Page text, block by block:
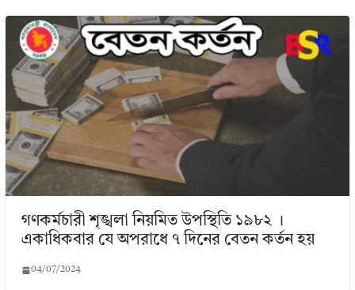
গণকর্মচারী শৃঙ্খলা নিয়মিত উপস্থিতি ১৯৮২ ।
একাধিকবার যে অপরাধে ৭ দিনের বেতন কর্তন হয়
04/07/2024